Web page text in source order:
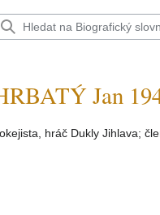
Jan
hráč Dukly Jihlava;